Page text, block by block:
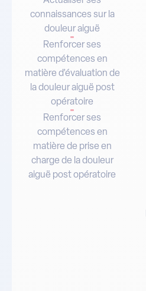
connaissances sur la
douleur aiguë
Renforcer ses
compétences en
matière d’évaluation de
la douleur aiguë post
opératoire
Renforcer ses
compétences en
matière de prise en
charge de la douleur
aiguë post opératoire